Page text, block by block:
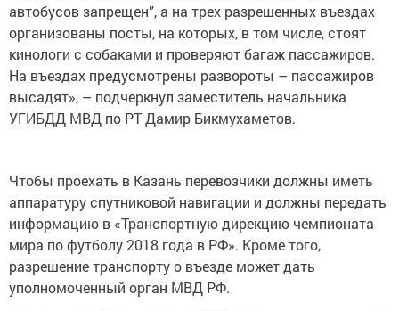
автобусов запрещен”, а на трех разрешенных въездах
организованы посты, на которых, в том числе, стоят
кинологи с собаками и проверяют багаж пассажиров.
На въездах предусмотрены развороты – пассажиров
высадят», – подчеркнул заместитель начальника
УГИБДД МВД по РТ Дамир Бикмухаметов.
Чтобы проехать в Казань перевозчики должны иметь
аппаратуру спутниковой навигации и должны передать
информацию в «Транспортную дирекцию чемпионата
мира по футболу 2018 года в РФ». Кроме того,
разрешение транспорту о въезде может дать
уполномоченный орган МВД РФ.